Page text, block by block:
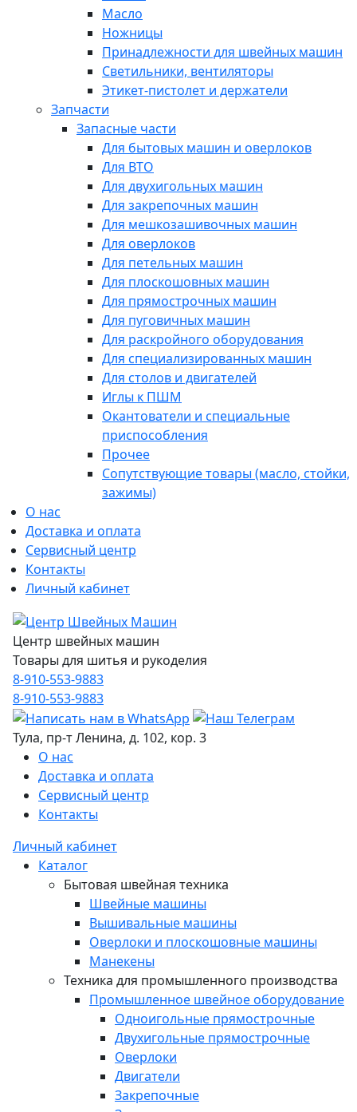
Масло
Ножницы
Принадлежности для швейных машин
Светильники, вентиляторы
Этикет-пистолет и держатели
Запчасти
Запасные части
Для бытовых машин и оверлоков
Для ВТО
Для двухигольных машин
Для закрепочных машин
Для мешкозашивочных машин
Для оверлоков
Для петельных машин
Для плоскошовных машин
Для прямострочных машин
Для пуговичных машин
Для раскройного оборудования
Для специализированных машин
Для столов и двигателей
Иглы к ПШМ
Окантователи и специальные
приспособления
Прочее
Сопутствующие товары (масло, стойки,
зажимы)
О нас
Доставка и оплата
Сервисный центр
Контакты
Личный кабинет
Центр швейных машин
Товары для шитья и рукоделия
8-910-553-9883
8-910-553-9883
Тула, пр-т Ленина, д. 102, кор. 3
О нас
Доставка и оплата
Сервисный центр
Контакты
Личный кабинет
Каталог
Бытовая швейная техника
Швейные машины
Вышивальные машины
Оверлоки и плоскошовные машины
Манекены
Техника для промышленного производства
Промышленное швейное оборудование
Одноигольные прямострочные
Двухигольные прямострочные
Оверлоки
Двигатели
Закрепочные